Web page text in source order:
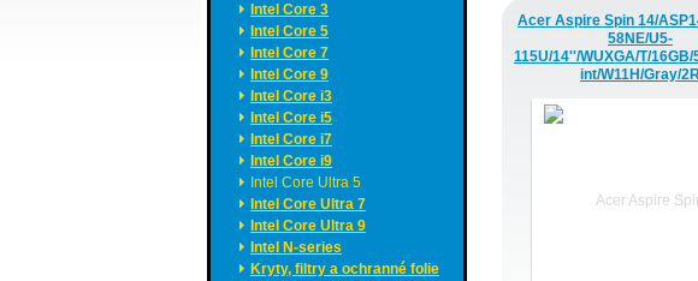
Intel Core 3
Intel Core 5
Intel Core 7
Intel Core 9
Intel Core i3
Intel Core i5
Intel Core i7
Intel Core i9
Intel Core Ultra 5
Intel Core Ultra 7
Intel Core Ultra 9
Intel N-series
Kryty, filtry a ochranné folie
Acer Aspire Spin 14/
58NE/U5-
115U/14''/WUXGA/T/16GB/
int/W11H/Gray/